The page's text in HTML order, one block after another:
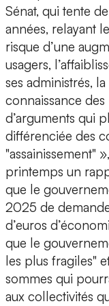
Sénat, qui tente
années, relayant
risque d’une
usagers,
ses administrés,
connaissance des
d’arguments qui
différenciée des
"assainissement"
printemps un
que le
2025 de
d’euros
que le
les plus fragiles"
sommes qui
aux collectivités